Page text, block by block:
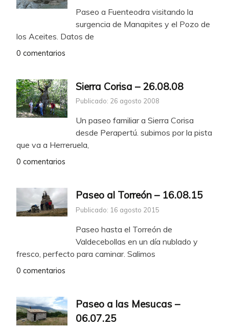
Paseo a Fuenteodra visitando la
surgencia de Manapites y el Pozo de
los Aceites. Datos de
0 comentarios
Sierra Corisa – 26.08.08
Publicado: 26 agosto 2008
Un paseo familiar a Sierra Corisa
desde Perapertú. subimos por la pista
que va a Herreruela,
0 comentarios
Paseo al Torreón – 16.08.15
Publicado: 16 agosto 2015
Paseo hasta el Torreón de
Valdecebollas en un día nublado y
fresco, perfecto para caminar. Salimos
0 comentarios
Paseo a las Mesucas –
06.07.25